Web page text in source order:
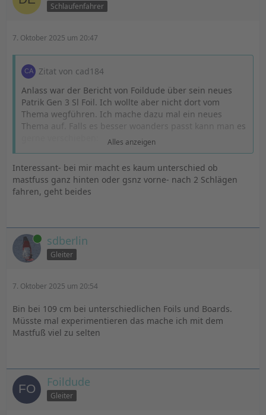
Schlaufenfahrer
7. Oktober 2025 um 20:47
Zitat von cad184
Anlass war der Bericht von Foildude über sein neues
Patrik Gen 3 Sl Foil. Ich wollte aber nicht dort vom
Thema wegführen. Ich mache dazu mal ein neues
Thema auf. Falls es besser woanders passt kann man es
Trimmvariable, mit der ich auch öfters experimentiere.
Ich lande mit dem Mastfuß (Mitte) bei allen Boards aber
meist bei 108,5 cm von der vorderen Fußschlaufe mit
und Boards (FMX, Phantom, Falcon)
seine letzten Speedruns mit 112 cm und er war nicht
Ich habe schon öfters Bilder der Pros gesammelt, wo
Meist ebenfalls eher weiter hinten (130 cm vom Heck
beim FMX, was 108 cm von der vorderen Foilschraube
entspricht). Hier ein paar Pics, auch von PAtrik Fahrern:
Alles anzeigen
Interessant- bei mir macht es kaum unterschied ob
mastfuss ganz hinten oder gsnz vorne- nach 2 Schlägen
fahren, geht beides
Online sdberlin
Gleiter
7. Oktober 2025 um 20:54
Bin bei 109 cm bei unterschiedlichen Foils und Boards.
Müsste mal experimentieren das mache ich mit dem
Mastfuß viel zu selten
Foildude
Gleiter